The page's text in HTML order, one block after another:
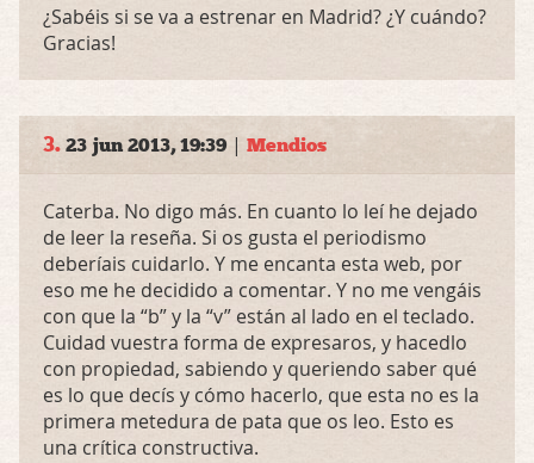
¿Sabéis si se va a estrenar en Madrid? ¿Y cuándo?
Gracias!
3. 23 jun 2013, 19:39| Mendios
Caterba. No digo más. En cuanto lo leí he dejado
de leer la reseña. Si os gusta el periodismo
deberíais cuidarlo. Y me encanta esta web, por
eso me he decidido a comentar. Y no me vengáis
con que la “b” y la “v” están al lado en el teclado.
Cuidad vuestra forma de expresaros, y hacedlo
con propiedad, sabiendo y queriendo saber qué
es lo que decís y cómo hacerlo, que esta no es la
primera metedura de pata que os leo. Esto es
una crítica constructiva.